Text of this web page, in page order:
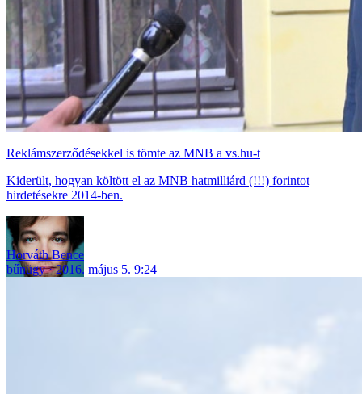
Reklámszerződésekkel is tömte az MNB a vs.hu-t
Kiderült, hogyan költött el az MNB hatmilliárd (!!!) forintot
hirdetésekre 2014-ben.
Horváth Bence
bűnügy
2016. május 5. 9:24